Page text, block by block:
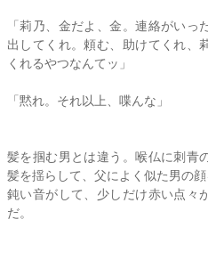
「 莉乃 、金だよ、金。連絡がいっ
出してくれ。頼む、助けてくれ、
くれるやつなんてッ」
「黙れ。それ以上、喋んな」
髪を掴む男とは違う。喉仏に刺青
髪を揺らして、父によく似た男の顔
鈍い音がして、少しだけ赤い点々
だ。